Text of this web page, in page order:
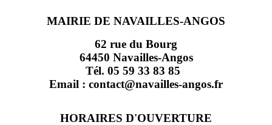
MAIRIE DE NAVAILLES-ANGOS
62 rue du Bourg
64450 Navailles-Angos
Tél. 05 59 33 83 85
Email : contact@navailles-angos.fr
HORAIRES D'OUVERTURE